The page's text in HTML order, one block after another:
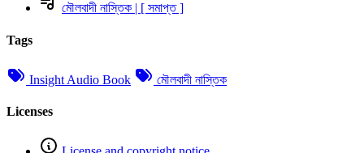
মৌলবাদী নাস্তিক | [ সমাপ্ত ]
Tags
Insight Audio Book মৌলবাদী নাস্তিক
Licenses